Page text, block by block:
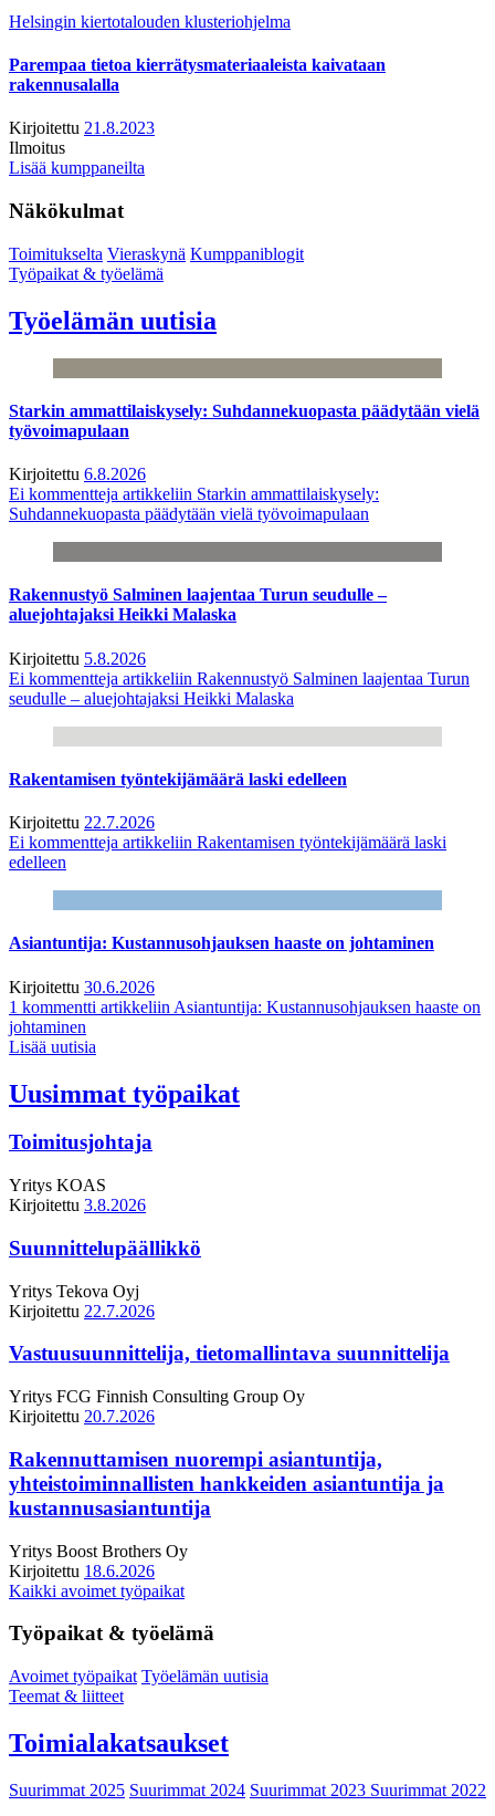
Helsingin kiertotalouden klusteriohjelma
Parempaa tietoa kierrätysmateriaaleista kaivataan
rakennusalalla
Kirjoitettu 21.8.2023
Ilmoitus
Lisää kumppaneilta
Näkökulmat
Toimitukselta Vieraskynä Kumppaniblogit
Työpaikat & työelämä
Työelämän uutisia
Starkin ammattilaiskysely: Suhdannekuopasta päädytään vielä
työvoimapulaan
Kirjoitettu 6.8.2026
Ei kommentteja artikkeliin Starkin ammattilaiskysely:
Suhdannekuopasta päädytään vielä työvoimapulaan
Rakennustyö Salminen laajentaa Turun seudulle –
aluejohtajaksi Heikki Malaska
Kirjoitettu 5.8.2026
Ei kommentteja artikkeliin Rakennustyö Salminen laajentaa Turun
seudulle – aluejohtajaksi Heikki Malaska
Rakentamisen työntekijämäärä laski edelleen
Kirjoitettu 22.7.2026
Ei kommentteja artikkeliin Rakentamisen työntekijämäärä laski
edelleen
Asiantuntija: Kustannusohjauksen haaste on johtaminen
Kirjoitettu 30.6.2026
1 kommentti artikkeliin Asiantuntija: Kustannusohjauksen haaste on
johtaminen
Lisää uutisia
Uusimmat työpaikat
Toimitusjohtaja
Yritys KOAS
Kirjoitettu 3.8.2026
Suunnittelupäällikkö
Yritys Tekova Oyj
Kirjoitettu 22.7.2026
Vastuusuunnittelija, tietomallintava suunnittelija
Yritys FCG Finnish Consulting Group Oy
Kirjoitettu 20.7.2026
Rakennuttamisen nuorempi asiantuntija,
yhteistoiminnallisten hankkeiden asiantuntija ja
kustannusasiantuntija
Yritys Boost Brothers Oy
Kirjoitettu 18.6.2026
Kaikki avoimet työpaikat
Työpaikat & työelämä
Avoimet työpaikat Työelämän uutisia
Teemat & liitteet
Toimialakatsaukset
Suurimmat 2025 Suurimmat 2024 Suurimmat 2023 Suurimmat 2022